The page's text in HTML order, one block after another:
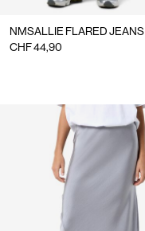
NMSALLIE FLARED JEANS
CHF 44,90